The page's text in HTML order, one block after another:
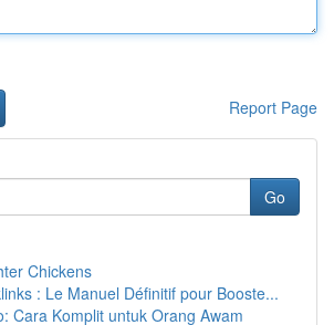
Report Page
Go
Chickens
: Le Manuel Définitif pour Booste...
Cara Komplit untuk Orang Awam